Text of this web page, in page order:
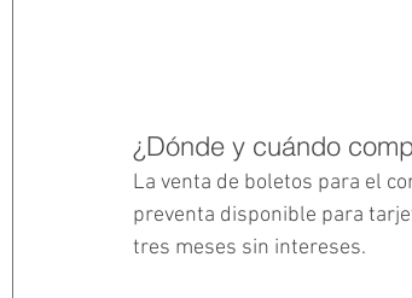
¿Dónde y cuándo
La venta de boletos para el
preventa disponible para
tres meses sin intereses.